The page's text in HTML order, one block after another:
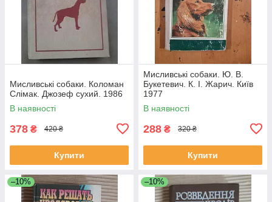
Мисливські собаки. Коломан
Слімак. Джозеф сухий. 1986
В наявності
378 ₴ 420 ₴
Купити
Мисливські собаки. Ю. В.
Букетевич. К. І. Жарич. Київ
1977
В наявності
288 ₴ 320 ₴
Купити
–10% –10%